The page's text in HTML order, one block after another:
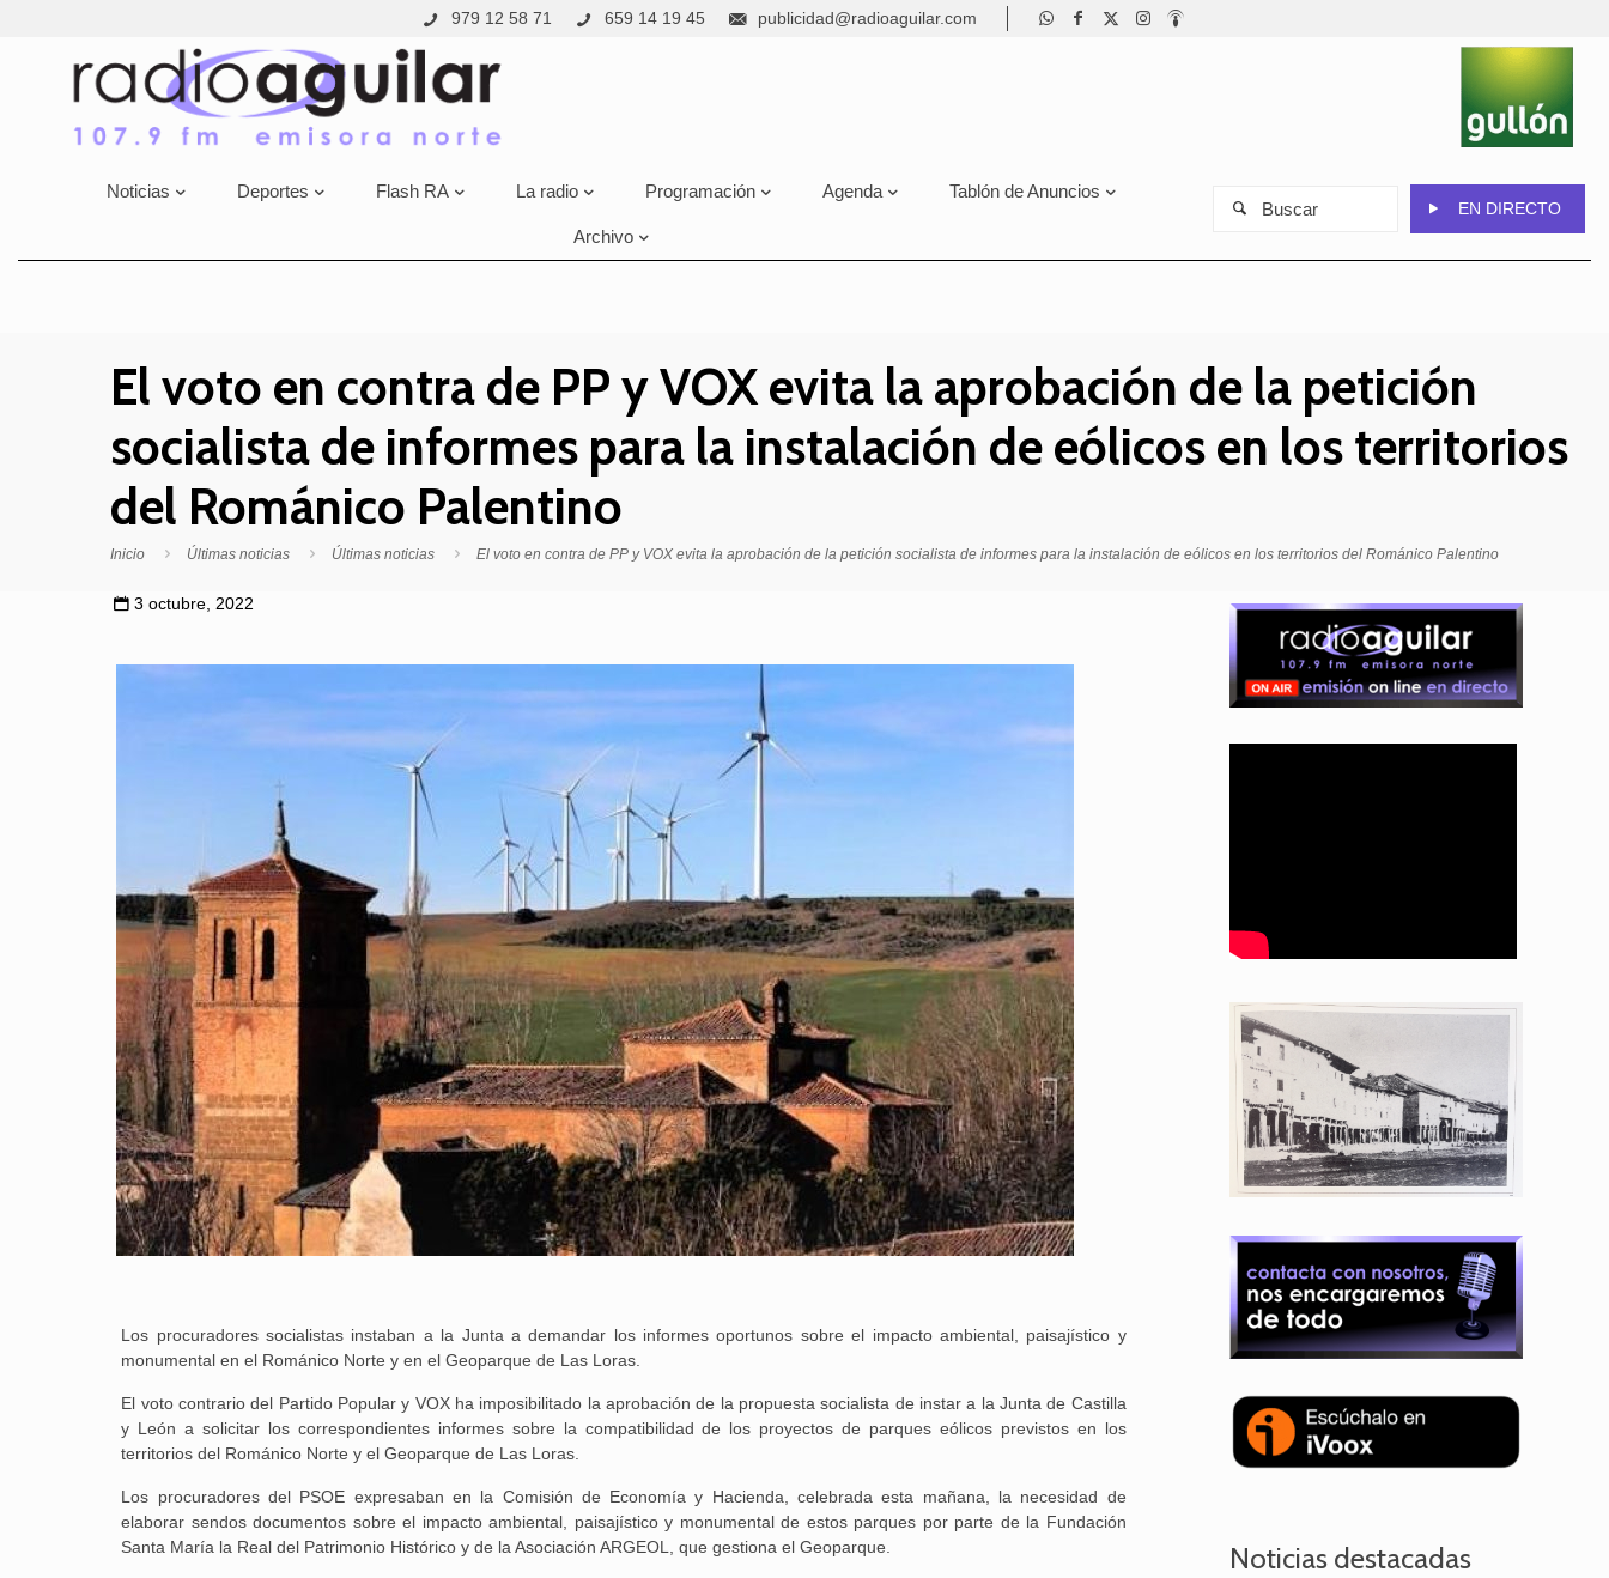
979 12 58 71 659 14 19 45 publicidad@radioaguilar.com
Noticias Deportes Flash RA La radio Programación Agenda Tablón de Anuncios
Archivo
EN DIRECTO
El voto en contra de PP y VOX evita la aprobación de la petición
socialista de informes para la instalación de eólicos en los territorios
del Románico Palentino
Inicio Últimas noticias Últimas noticias El voto en contra de PP y VOX evita la aprobación de la petición socialista de informes para la instalación de eólicos en los territorios del Románico Palentino
3 octubre, 2022
Los procuradores socialistas instaban a la Junta a demandar los informes oportunos sobre el impacto ambiental, paisajístico y
monumental en el Románico Norte y en el Geoparque de Las Loras.
El voto contrario del Partido Popular y VOX ha imposibilitado la aprobación de la propuesta socialista de instar a la Junta de Castilla
y León a solicitar los correspondientes informes sobre la compatibilidad de los proyectos de parques eólicos previstos en los
territorios del Románico Norte y el Geoparque de Las Loras.
Los procuradores del PSOE expresaban en la Comisión de Economía y Hacienda, celebrada esta mañana, la necesidad de
elaborar sendos documentos sobre el impacto ambiental, paisajístico y monumental de estos parques por parte de la Fundación
Santa María la Real del Patrimonio Histórico y de la Asociación ARGEOL, que gestiona el Geoparque.
Noticias destacadas